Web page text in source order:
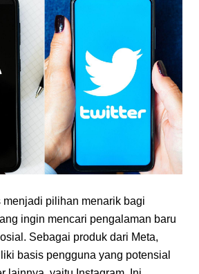
menjadi pilihan menarik bagi
ingin mencari pengalaman baru
Sebagai produk dari Meta,
basis pengguna yang potensial